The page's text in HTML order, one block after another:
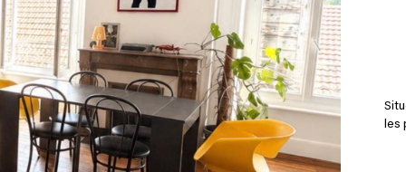
les